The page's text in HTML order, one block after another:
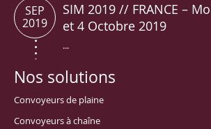
SIM 2019 // FRANCE –
et 4 Octobre 2019
...
SEP
2019
Nos solutions
Convoyeurs de plaine
Convoyeurs à chaîne